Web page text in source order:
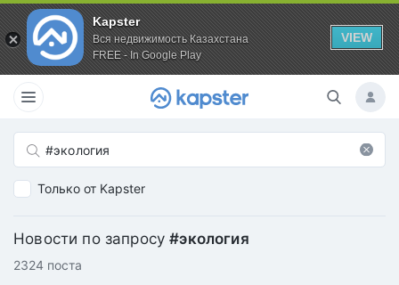
Kapster
Вся недвижимость Казахстана
FREE - In Google Play
VIEW
Только от Kapster
Новости по запросу#экология
2324 поста